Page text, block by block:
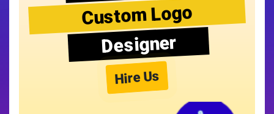
Custom Logo
Designer
Hire Us